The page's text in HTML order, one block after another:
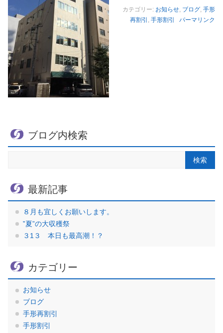
カテゴリー: お知らせ, ブログ, 手形
再割引 , 手形割引 パーマリンク
ブログ内検索
最新記事
８月も宜しくお願いします。
‟夏”の大収穫祭
３1３ 本日も最高潮！？
カテゴリー
お知らせ
ブログ
手形再割引
手形割引